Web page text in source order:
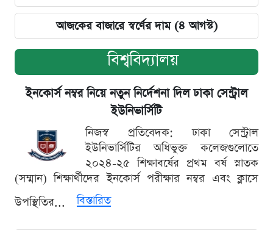
আজকের বাজারে স্বর্ণের দাম (৪ আগস্ট)
বিশ্ববিদ্যালয়
ইনকোর্স নম্বর নিয়ে নতুন নির্দেশনা দিল ঢাকা সেন্ট্রাল
ইউনিভার্সিটি
নিজস্ব প্রতিবেদক: ঢাকা সেন্ট্রাল
ইউনিভার্সিটির অধিভুক্ত কলেজগুলোতে
২০২৪-২৫ শিক্ষাবর্ষের প্রথম বর্ষ স্নাতক
(সম্মান) শিক্ষার্থীদের ইনকোর্স পরীক্ষার নম্বর এবং ক্লাসে
উপস্থিতির...
বিস্তারিত